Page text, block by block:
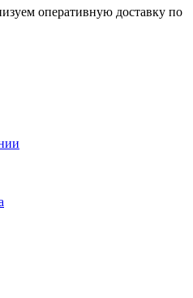
оперативную доставку по